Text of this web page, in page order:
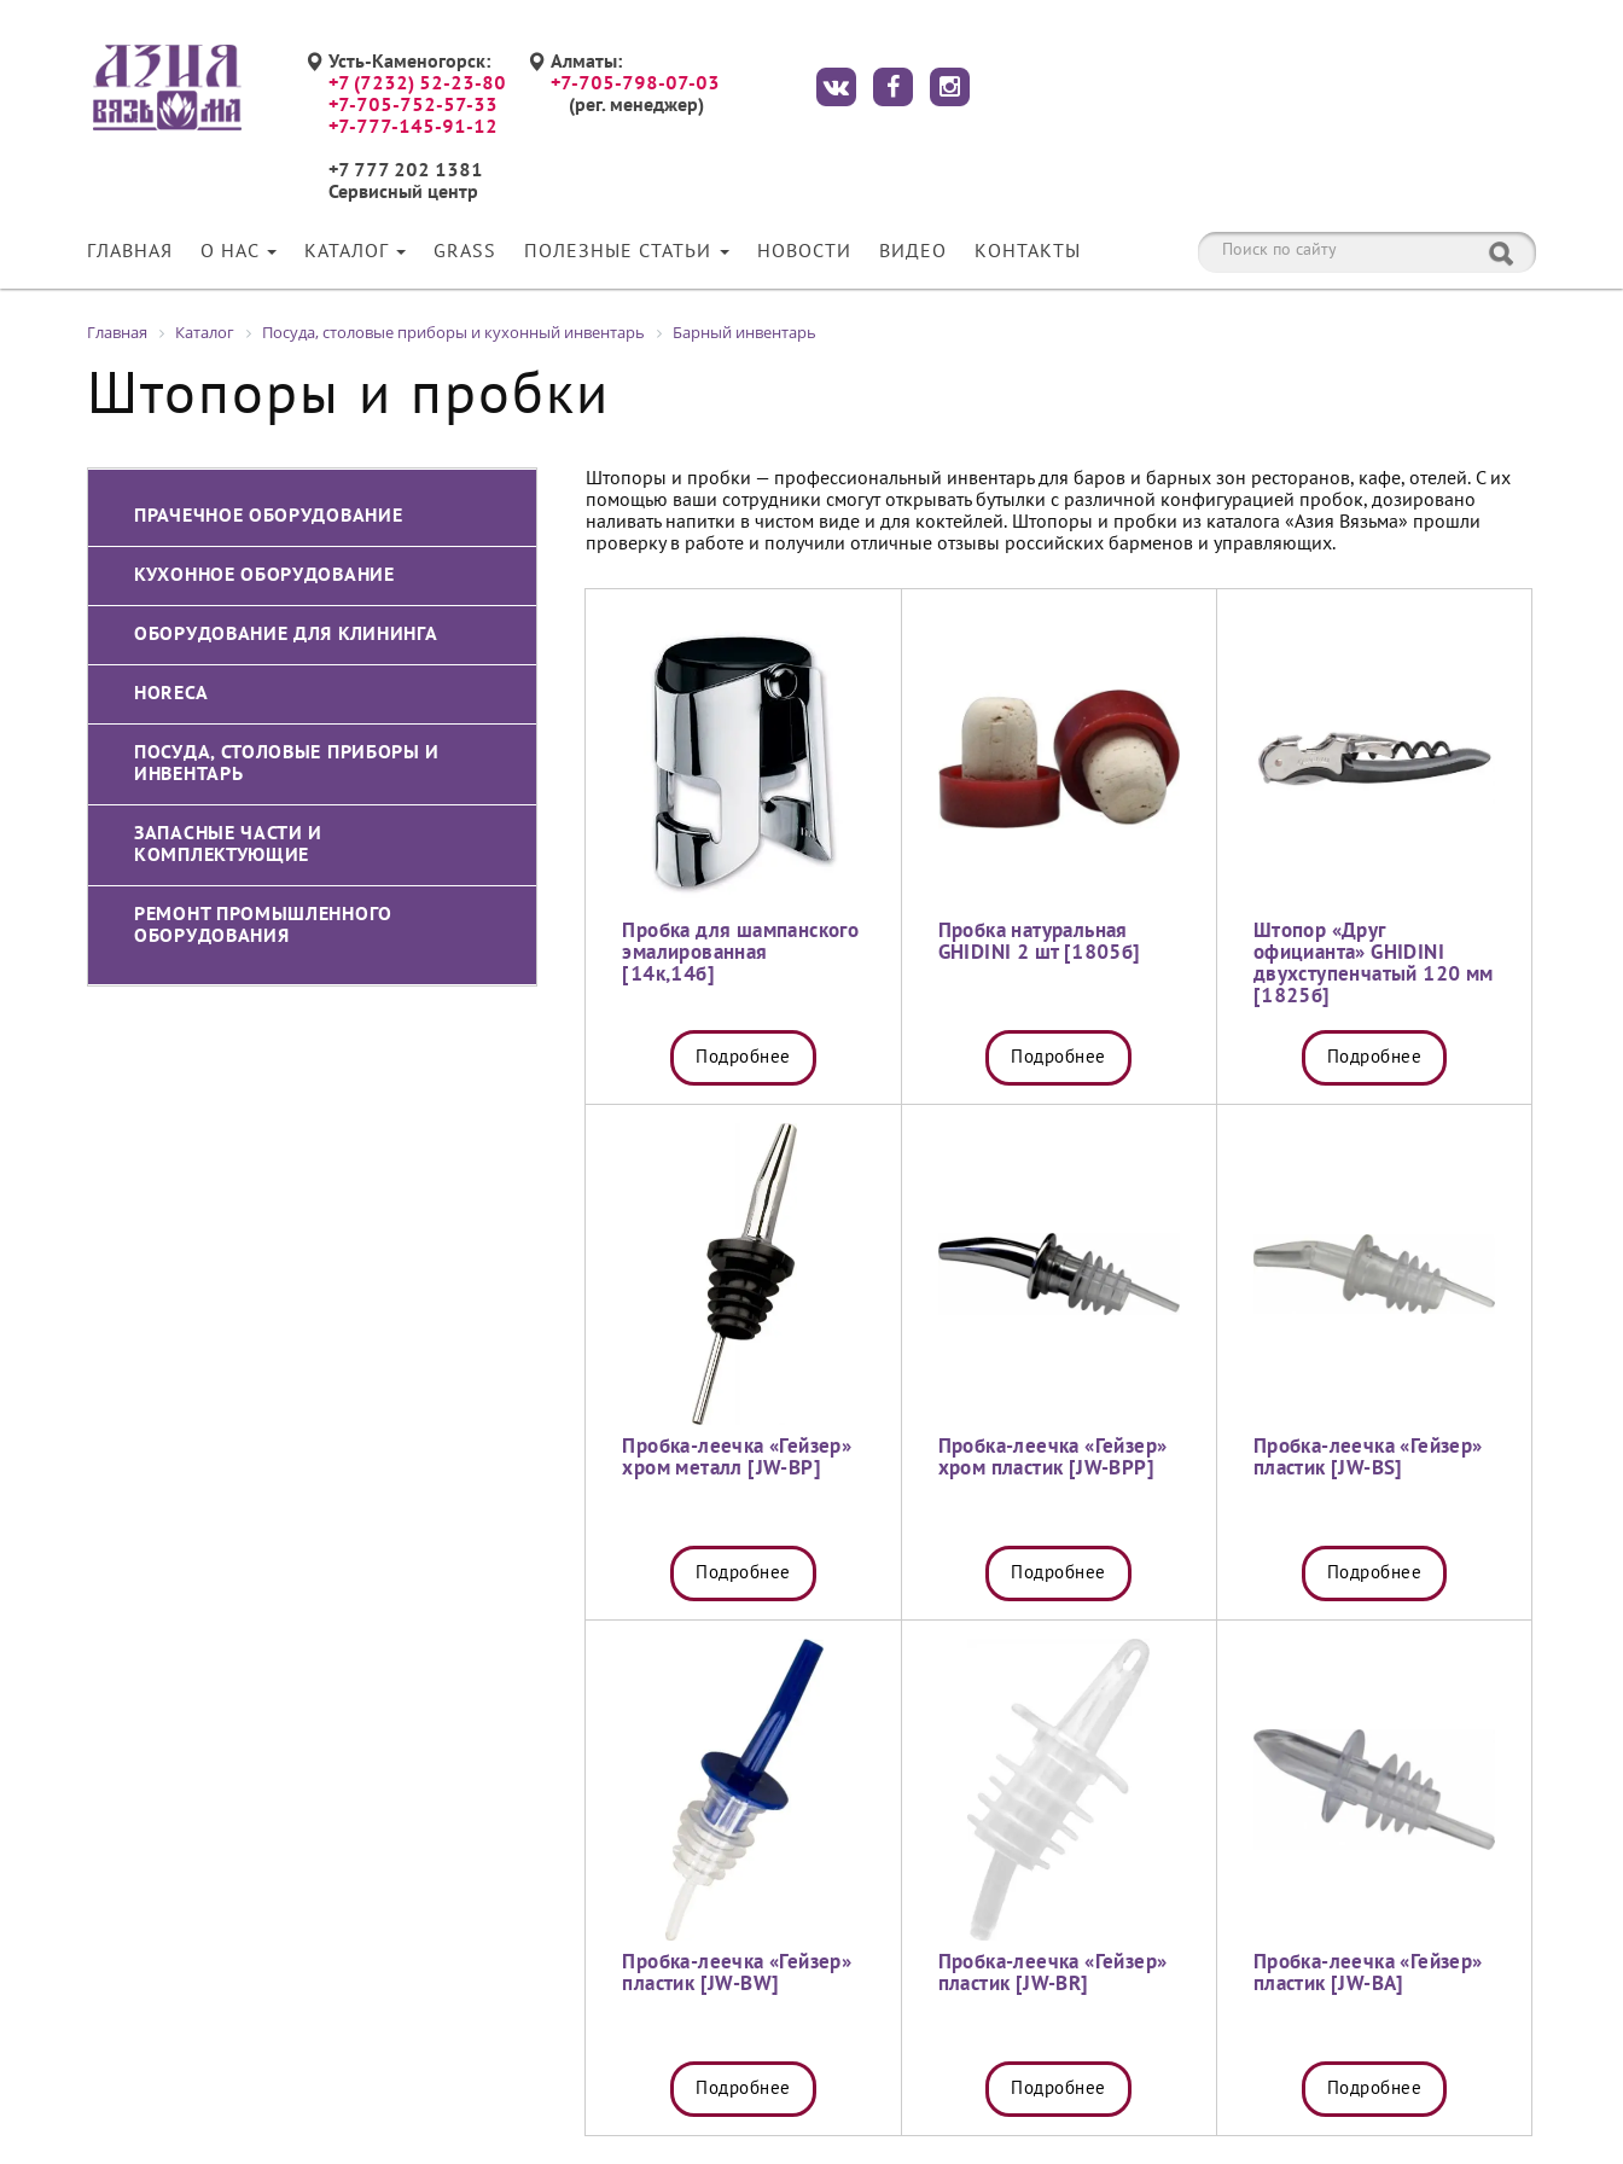
Усть-Каменогорск:
+7 (7232) 52-23-80
+7-705-752-57-33
+7-777-145-91-12
+7 777 202 1381
Сервисный центр
Алматы:
+7-705-798-07-03
(рег. менеджер)
ГЛАВНАЯ О НАС КАТАЛОГ GRASS ПОЛЕЗНЫЕ СТАТЬИ НОВОСТИ ВИДЕО КОНТАКТЫ
Главная Каталог Посуда, столовые приборы и кухонный инвентарь Барный инвентарь
Штопоры и пробки
ПРАЧЕЧНОЕ ОБОРУДОВАНИЕ
КУХОННОЕ ОБОРУДОВАНИЕ
ОБОРУДОВАНИЕ ДЛЯ КЛИНИНГА
HORECA
ПОСУДА, СТОЛОВЫЕ ПРИБОРЫ И
ИНВЕНТАРЬ
ЗАПАСНЫЕ ЧАСТИ И
КОМПЛЕКТУЮЩИЕ
РЕМОНТ ПРОМЫШЛЕННОГО
ОБОРУДОВАНИЯ
Штопоры и пробки — профессиональный инвентарь для баров и барных зон ресторанов, кафе, отелей. С их
помощью ваши сотрудники смогут открывать бутылки с различной конфигурацией пробок, дозировано
наливать напитки в чистом виде и для коктейлей. Штопоры и пробки из каталога «Азия Вязьма» прошли
проверку в работе и получили отличные отзывы российских барменов и управляющих.
Пробка для шампанского
эмалированная
[14к,14б]
Подробнее
Пробка натуральная
GHIDINI 2 шт [1805б]
Подробнее
Штопор «Друг
официанта» GHIDINI
двухступенчатый 120 мм
[1825б]
Подробнее
Пробка-леечка «Гейзер»
хром металл [JW-BP]
Подробнее
Пробка-леечка «Гейзер»
хром пластик [JW-BPP]
Подробнее
Пробка-леечка «Гейзер»
пластик [JW-BS]
Подробнее
Пробка-леечка «Гейзер»
пластик [JW-BW]
Подробнее
Пробка-леечка «Гейзер»
пластик [JW-BR]
Подробнее
Пробка-леечка «Гейзер»
пластик [JW-BA]
Подробнее